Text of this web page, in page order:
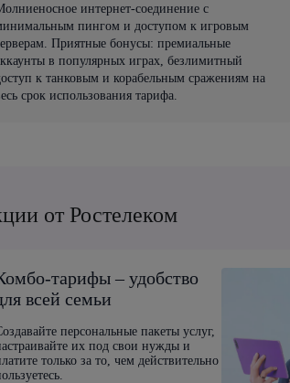
интернет-соединение с
пингом и доступом к игровым
Приятные бонусы: премиальные
в популярных играх, безлимитный
к танковым и корабельным сражениям на
срок использования тарифа.
от Ростелеком
тарифы – удобство
всей семьи
персональные пакеты услуг,
их под свои нужды и
только за то, чем действительно